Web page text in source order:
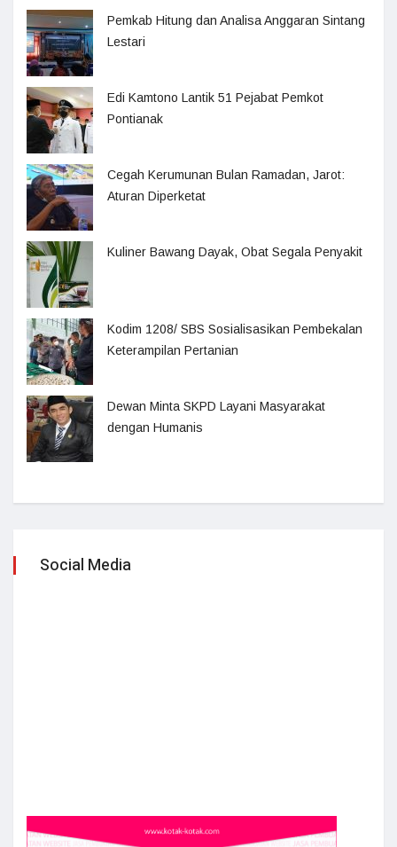
Pemkab Hitung dan Analisa Anggaran Sintang
Lestari
Edi Kamtono Lantik 51 Pejabat Pemkot
Pontianak
Cegah Kerumunan Bulan Ramadan, Jarot:
Aturan Diperketat
Kuliner Bawang Dayak, Obat Segala Penyakit
Kodim 1208/ SBS Sosialisasikan Pembekalan
Keterampilan Pertanian
Dewan Minta SKPD Layani Masyarakat
dengan Humanis
Social Media